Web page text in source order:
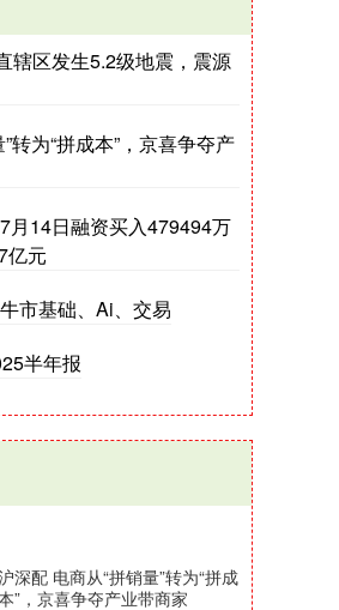
辖区发生5.2级地震，震源
转为“拼成本”，京喜争夺产
月14日融资买入479494万
亿元
市基础、Ai、交易
半年报
深配 电商从“拼销量”转为“拼成
”，京喜争夺产业带商家